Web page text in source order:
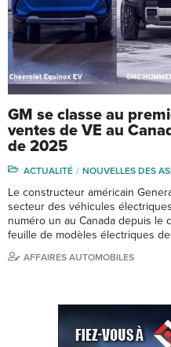
GM se classe au
ventes de VE au
de 2025
ACTUALITÉ NOUVELLES DES
Le constructeur américain
secteur des véhicules
numéro un au Canada depuis le
feuille de modèles électriques
AFFAIRES AUTOMOBILES